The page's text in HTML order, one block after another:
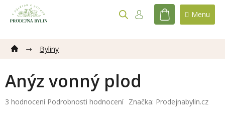
obsah
NÁKUPNÍ
Byliny
Anýz vonný plod
Průměrné
3 hodnocení Podrobnosti hodnocení Značka: Prodejnabylin.cz